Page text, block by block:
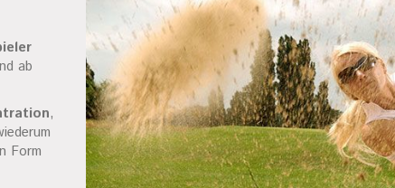
ab
,
Form